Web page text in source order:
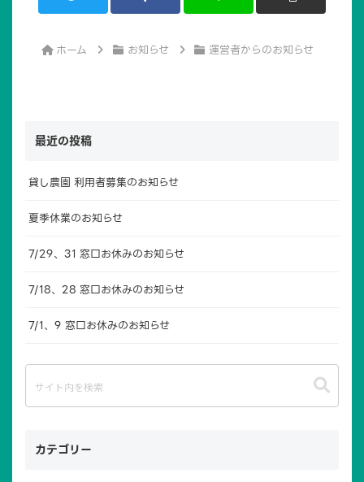
ホーム お知らせ 運営者からのお知らせ
最近の投稿
貸し農園 利用者募集のお知らせ
夏季休業のお知らせ
7/29、31 窓口お休みのお知らせ
7/18、28 窓口お休みのお知らせ
7/1、9 窓口お休みのお知らせ
カテゴリー